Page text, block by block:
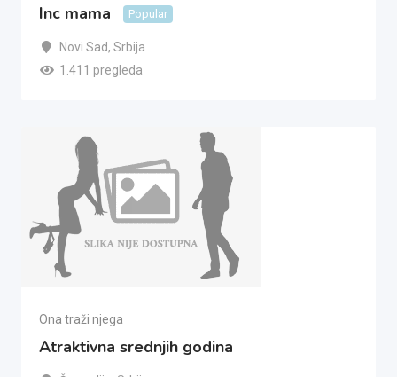
Inc mama Popular
Novi Sad, Srbija
1.411 pregleda
Ona traži njega
Atraktivna srednjih godina